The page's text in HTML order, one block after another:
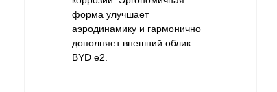
форма улучшает
аэродинамику и гармонично
дополняет внешний облик
BYD e2.